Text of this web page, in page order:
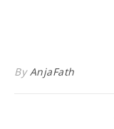
ByAnjaFath